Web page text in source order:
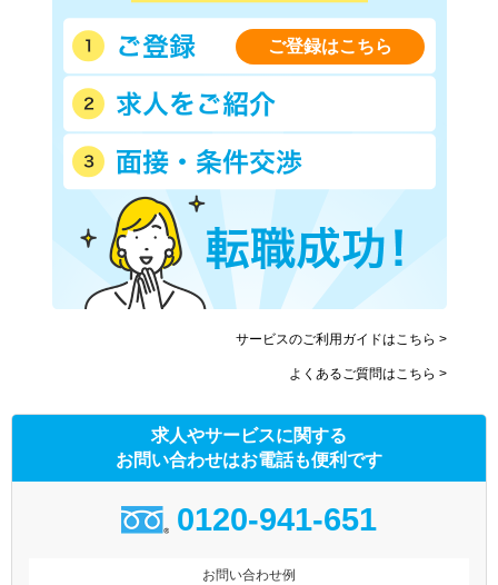
ご登録はこちら
サービスのご利用ガイドはこちら >
よくあるご質問はこちら >
求人やサービスに関する
お問い合わせはお電話も便利です
0120-941-651
お問い合わせ例